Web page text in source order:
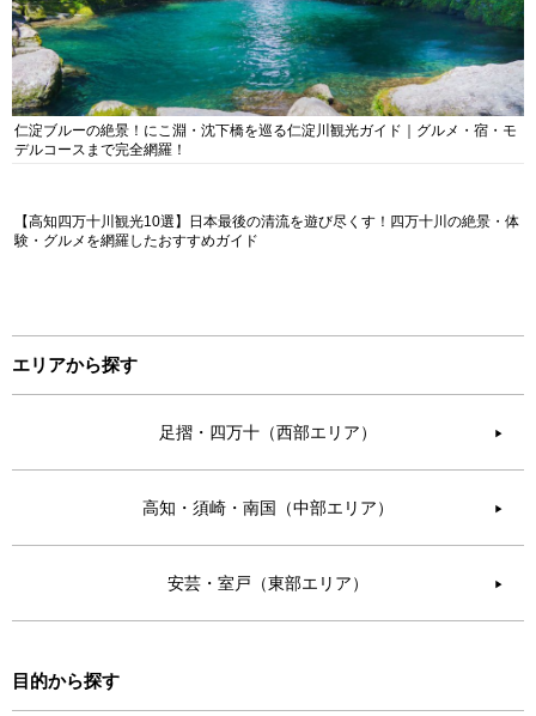
仁淀ブルーの絶景！にこ淵・沈下橋を巡る仁淀川観光ガイド｜グルメ・宿・モ
デルコースまで完全網羅！
【高知四万十川観光10選】日本最後の清流を遊び尽くす！四万十川の絶景・体
験・グルメを網羅したおすすめガイド
エリアから探す
足摺・四万十（西部エリア） ▶︎
高知・須崎・南国（中部エリア） ▶︎
安芸・室戸（東部エリア） ▶︎
目的から探す